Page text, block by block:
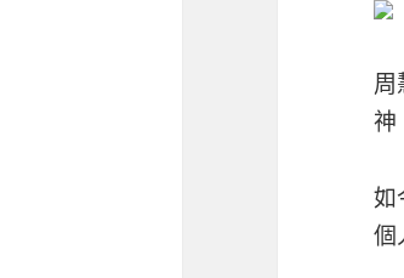
周
神
如
個